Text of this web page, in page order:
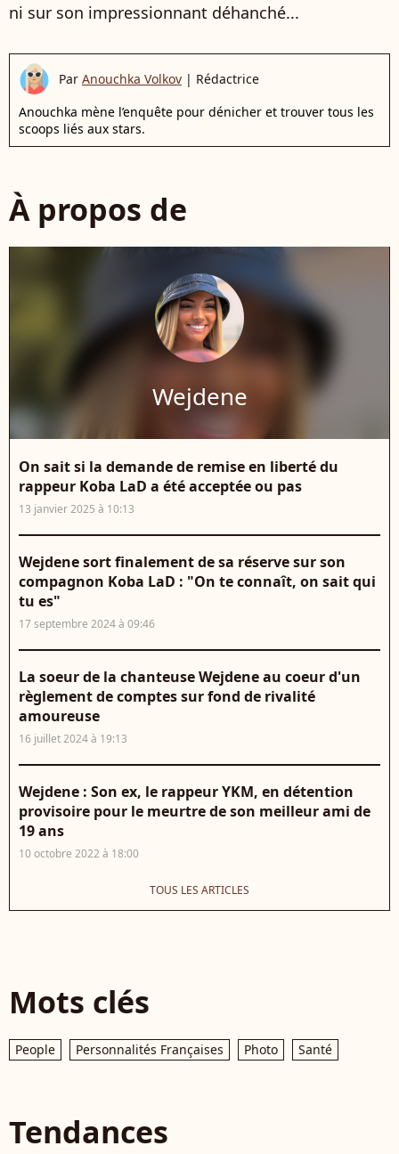
ni sur son impressionnant déhanché...
Par Anouchka Volkov | Rédactrice
Anouchka mène l’enquête pour dénicher et trouver tous les
scoops liés aux stars.
À propos de
Wejdene
On sait si la demande de remise en liberté du
rappeur Koba LaD a été acceptée ou pas
13 janvier 2025 à 10:13
Wejdene sort finalement de sa réserve sur son
compagnon Koba LaD : "On te connaît, on sait qui
tu es"
17 septembre 2024 à 09:46
La soeur de la chanteuse Wejdene au coeur d'un
règlement de comptes sur fond de rivalité
amoureuse
16 juillet 2024 à 19:13
Wejdene : Son ex, le rappeur YKM, en détention
provisoire pour le meurtre de son meilleur ami de
19 ans
10 octobre 2022 à 18:00
TOUS LES ARTICLES
Mots clés
People Personnalités Françaises Photo Santé
Tendances